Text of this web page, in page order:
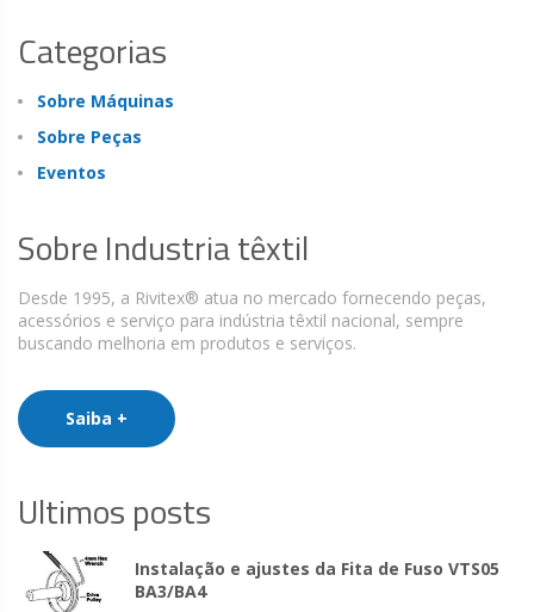
Categorias
Sobre Máquinas
Sobre Peças
Eventos
Sobre Industria têxtil
Desde 1995, a Rivitex® atua no mercado fornecendo peças,
acessórios e serviço para indústria têxtil nacional, sempre
buscando melhoria em produtos e serviços.
Saiba +
Ultimos posts
Instalação e ajustes da Fita de Fuso VTS05
BA3/BA4